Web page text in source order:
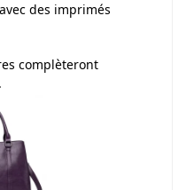
des imprimés
complèteront